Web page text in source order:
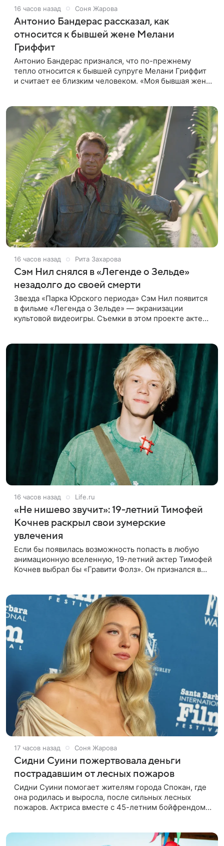
16 часов назад Соня Жарова
Антонио Бандерас рассказал, как
относится к бывшей жене Мелани
Гриффит
Антонио Бандерас признался, что по-прежнему
тепло относится к бывшей супруге Мелани Гриффит
и считает ее близким человеком. «Моя бывшая жена
16 часов назад Рита Захарова
Сэм Нил снялся в «Легенде о Зельде»
незадолго до своей смерти
Звезда «Парка Юрского периода» Сэм Нил появится
в фильме «Легенда о Зельде» — экранизации
культовой видеоигры. Съемки в этом проекте актер
16 часов назад Life.ru
«Не нишево звучит»: 19-летний Тимофей
Кочнев раскрыл свои зумерские
увлечения
Если бы появилась возможность попасть в любую
анимационную вселенную, 19-летний актер Тимофей
Кочнев выбрал бы «Гравити Фолз». Он признался в
17 часов назад Соня Жарова
Сидни Суини пожертвовала деньги
пострадавшим от лесных пожаров
Сидни Суини помогает жителям города Спокан, где
она родилась и выросла, после сильных лесных
пожаров. Актриса вместе с 45-летним бойфрендом